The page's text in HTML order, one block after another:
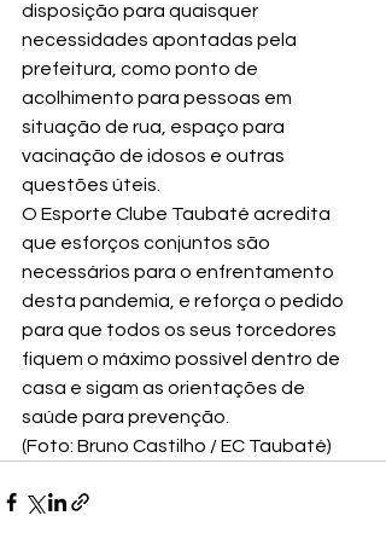
disposição para quaisquer
necessidades apontadas pela
prefeitura, como ponto de
acolhimento para pessoas em
situação de rua, espaço para
vacinação de idosos e outras
questões úteis.
O Esporte Clube Taubaté acredita
que esforços conjuntos são
necessários para o enfrentamento
desta pandemia, e reforça o pedido
para que todos os seus torcedores
fiquem o máximo possível dentro de
casa e sigam as orientações de
saúde para prevenção.
(Foto: Bruno Castilho / EC Taubaté)